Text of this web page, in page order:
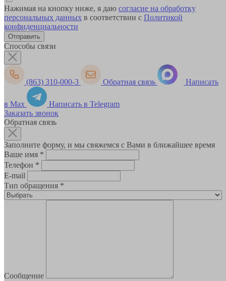
Нажимая на кнопку ниже, я даю согласие на обработку
персональных данных в соответствии с Политикой
конфиденциальности
Способы связи
(863) 310-000-3 Обратная связь Написать
в Max
Написать в Telegram
Заказать звонок
Обратная связь
Заполните форму, и мы свяжемся с Вами в ближайшее время
Ваше имя *
Телефон *
E-mail
Тип обращения *
Сообщение